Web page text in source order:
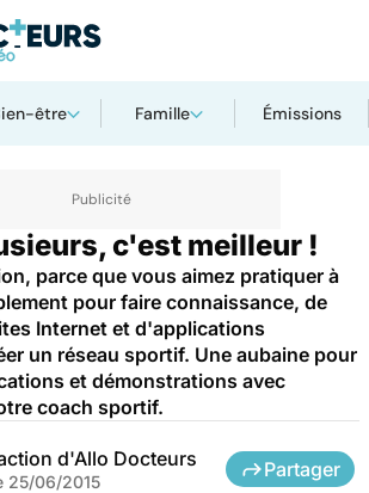
être Famille Émissions
Sport et santé
c'est meilleur !
parce que vous aimez pratiquer à
pour faire connaissance, de
Internet et d'applications
un réseau sportif. Une aubaine pour
et démonstrations avec
coach sportif.
d'Allo Docteurs
25/06/2015
Partager